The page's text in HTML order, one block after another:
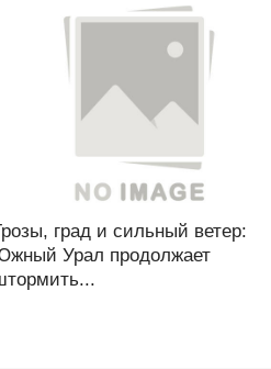
град и сильный ветер:
Урал продолжает